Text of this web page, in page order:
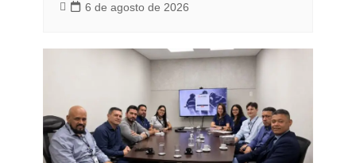
6 de agosto de 2026